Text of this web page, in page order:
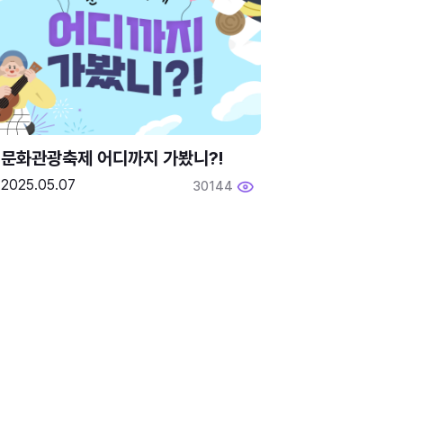
문화관광축제 어디까지 가봤니?!
2025.05.07 30144